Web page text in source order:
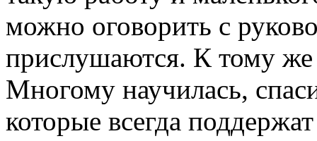
можно оговорить с
прислушаются. К тому же
Многому научилась,
которые всегда